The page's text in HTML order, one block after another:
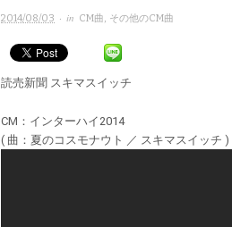
2014/08/03 · in CM曲, その他のCM曲
読売新聞 スキマスイッチ
CM：インターハイ2014
( 曲：夏のコスモナウト ／ スキマスイッチ )